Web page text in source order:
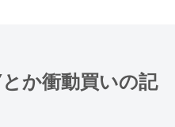
か衝動買いの記